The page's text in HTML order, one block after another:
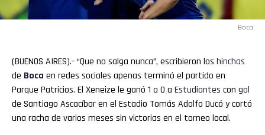
Boca
(BUENOS AIRES).- “Que no salga nunca”, escribieron los hinchas
de Boca en redes sociales apenas terminó el partido en
Parque Patricios. El Xeneize le ganó 1 a 0 a Estudiantes con gol
de Santiago Ascacíbar en el Estadio Tomás Adolfo Ducó y cortó
una racha de varios meses sin victorias en el torneo local.